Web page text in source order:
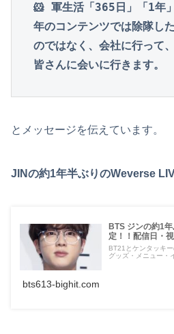
🐹 軍生活「365日」「1年
年のコンテンツでは除隊し
のではなく、会社に行っ
皆さんに会いに行きます。
とメッセージを伝えています。
JINの約1年半ぶりのWeverse
BTS ジンの約1
定！！配信日・
BT21とケンタッキ
グッズ・メニュー・
bts613-bighit.com